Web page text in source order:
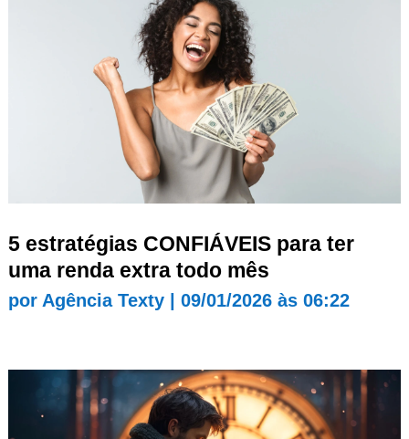
5 estratégias CONFIÁVEIS para ter
uma renda extra todo mês
por Agência Texty| 09/01/2026 às 06:22